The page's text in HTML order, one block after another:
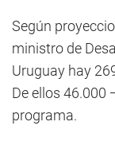
Según
ministro de
Uruguay hay
De ellos 46.000
programa.